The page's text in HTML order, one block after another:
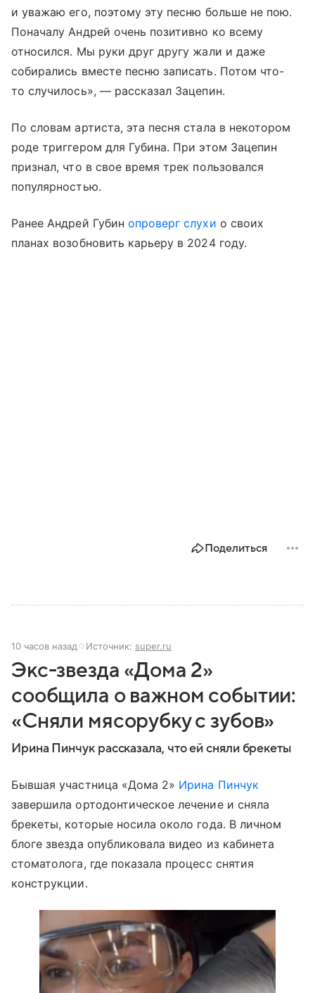
и уважаю его, поэтому эту песню больше не пою.
Поначалу Андрей очень позитивно ко всему
относился. Мы руки друг другу жали и даже
собирались вместе песню записать. Потом что-
то случилось», — рассказал Зацепин.
По словам артиста, эта песня стала в некотором
роде триггером для Губина. При этом Зацепин
признал, что в свое время трек пользовался
популярностью.
Ранее Андрей Губин опроверг слухи о своих
планах возобновить карьеру в 2024 году.
Поделиться
10 часов назад Источник: super.ru
Экс-звезда «Дома 2»
сообщила о важном событии:
«Сняли мясорубку с зубов»
Ирина Пинчук рассказала, что ей сняли брекеты
Бывшая участница «Дома 2» Ирина Пинчук
завершила ортодонтическое лечение и сняла
брекеты, которые носила около года. В личном
блоге звезда опубликовала видео из кабинета
стоматолога, где показала процесс снятия
конструкции.